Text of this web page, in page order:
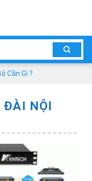
Cần Gì ?
ĐÀI NỘI